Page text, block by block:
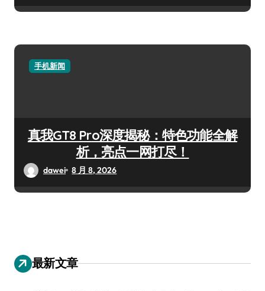
手机新闻
真我GT8 Pro深度揭秘：特色功能全解
析，亮点一网打尽！
dawei 8 月 8, 2026
最新文章